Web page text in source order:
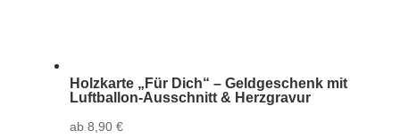
Holzkarte „Für Dich“ – Geldgeschenk mit
Luftballon-Ausschnitt & Herzgravur
ab 8,90 €